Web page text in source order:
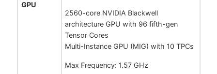
GPU
2560-core NVIDIA Blackwell
architecture GPU with 96 fifth-gen
Tensor Cores
Multi-Instance GPU (MIG) with 10 TPCs
Max Frequency: 1.57 GHz